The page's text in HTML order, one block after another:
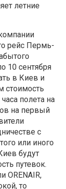
летние
рейс Пермь-
10 сентября
в Киев и
стоимость
полета на
на первый
с
или иного
будут
путевок.
ORENAIR,
то